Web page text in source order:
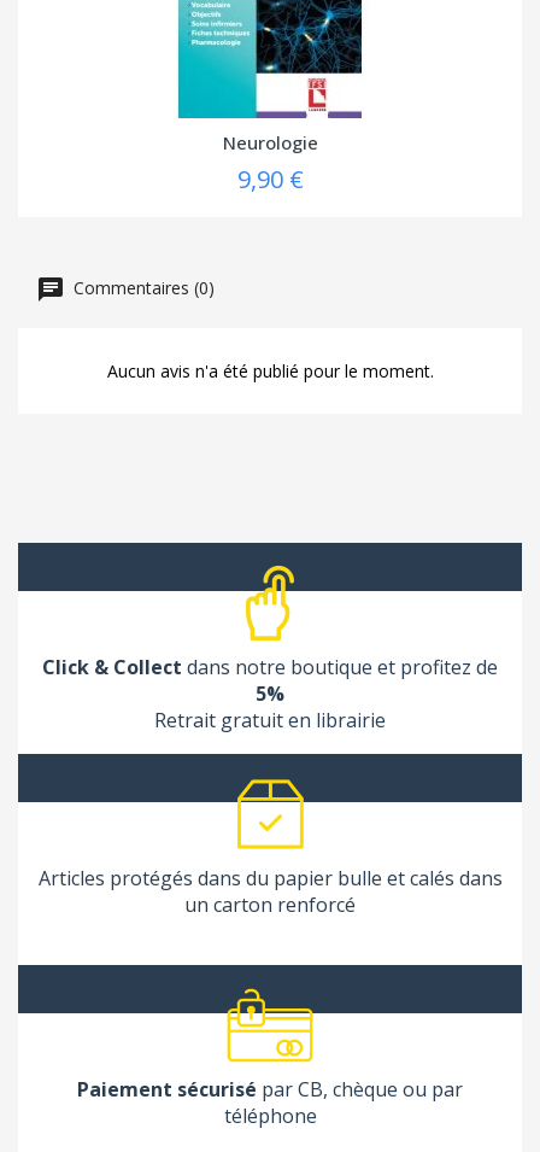
Neurologie
9,90 €
Commentaires (0)
Aucun avis n'a été publié pour le moment.
Click & Collect dans notre boutique et profitez de
5%
Retrait gratuit en librairie
Articles protégés dans du papier bulle et calés dans
un carton renforcé
Paiement sécurisé par CB, chèque ou par
téléphone